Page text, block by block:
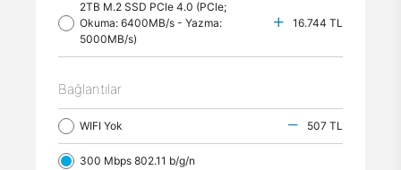
2TB M.2 SSD PCle 4.0 (PCle;
Okuma: 6400MB/s - Yazma:
5000MB/s)
16.744 TL
Bağlantılar
WIFI Yok 507 TL
300 Mbps 802.11 b/g/n